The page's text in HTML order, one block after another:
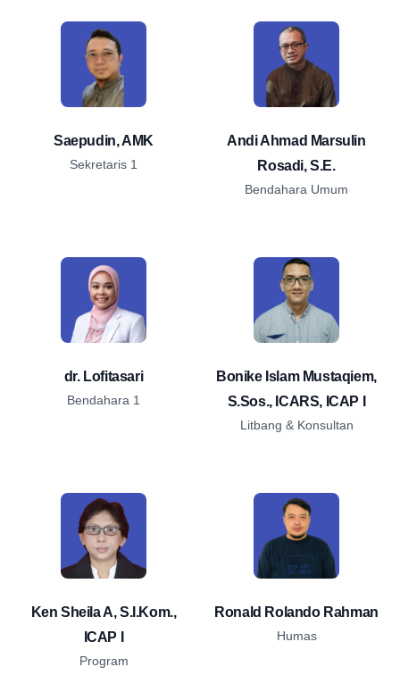
Saepudin, AMK
Sekretaris 1
Andi Ahmad Marsulin
Rosadi, S.E.
Bendahara Umum
dr. Lofitasari
Bendahara 1
Bonike Islam Mustaqiem,
S.Sos., ICARS, ICAP I
Litbang & Konsultan
Ken Sheila A, S.I.Kom.,
ICAP I
Program
Ronald Rolando Rahman
Humas